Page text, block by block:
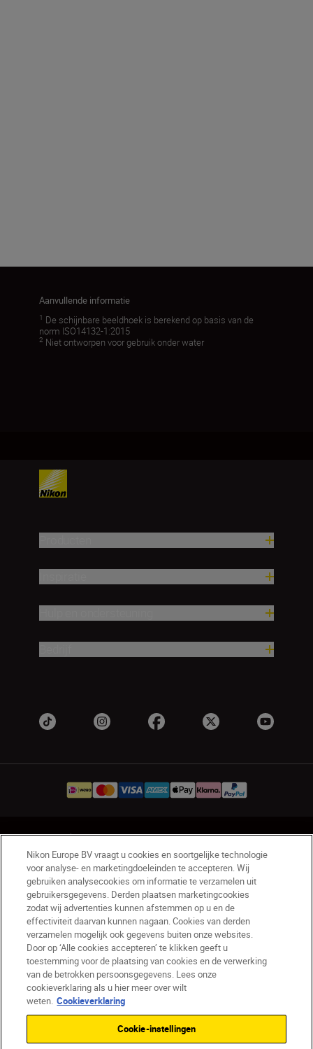
Aanvullende informatie
1 De schijnbare beeldhoek is berekend op basis van de
norm ISO14132-1:2015
2 Niet ontworpen voor gebruik onder water
NL Nikon Sites
Contact opnemen
Privacyverklaring
Gebruiksvoorwaarden
Nikon Store - Algemene voorwaarden
Cookieverklaring
Toegankelijkheid
Cookie-instellingen
© 2026 Nikon
Nikon Europe BV vraagt u cookies en soortgelijke technologie
voor analyse- en marketingdoeleinden te accepteren. Wij
gebruiken analysecookies om informatie te verzamelen uit
gebruikersgegevens. Derden plaatsen marketingcookies
zodat wij advertenties kunnen afstemmen op u en de
effectiviteit daarvan kunnen nagaan. Cookies van derden
verzamelen mogelijk ook gegevens buiten onze websites.
Door op ‘Alle cookies accepteren’ te klikken geeft u
toestemming voor de plaatsing van cookies en de verwerking
van de betrokken persoonsgegevens. Lees onze
cookieverklaring als u hier meer over wilt
weten. Cookieverklaring
Cookie-instellingen